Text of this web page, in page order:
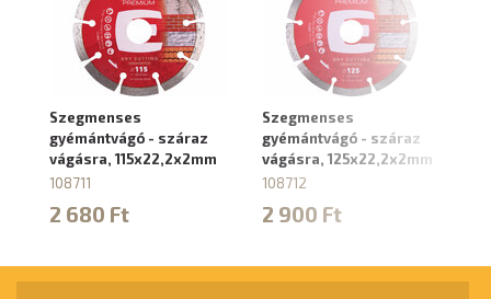
Szegmenses
gyémántvágó - száraz
vágásra, 115x22,2x2mm
108711
2 680 Ft
Szegmenses
gyémántvágó - száraz
vágásra, 125x22,2x2mm
108712
2 900 Ft